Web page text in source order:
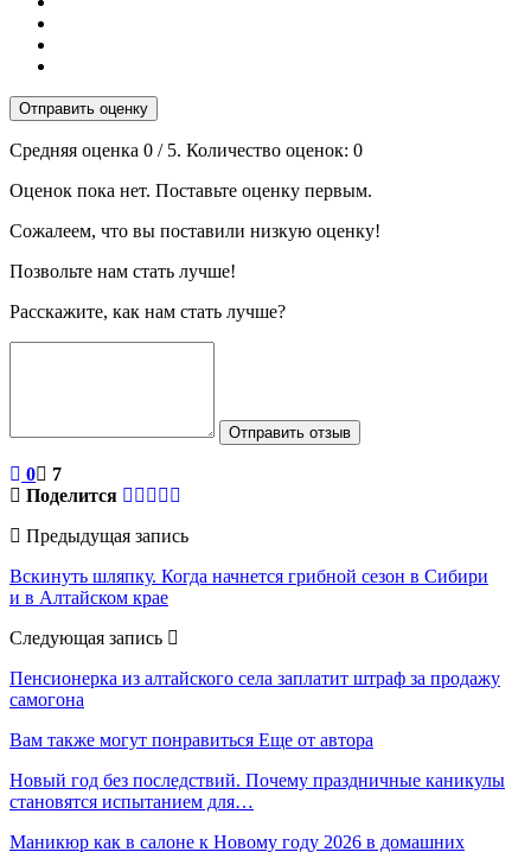
Отправить оценку
Средняя оценка 0 / 5. Количество оценок: 0
Оценок пока нет. Поставьте оценку первым.
Сожалеем, что вы поставили низкую оценку!
Позвольте нам стать лучше!
Расскажите, как нам стать лучше?
Отправить отзыв
0
7
Поделится
Предыдущая запись
Вскинуть шляпку. Когда начнется грибной сезон в Сибири
и в Алтайском крае
Следующая запись
Пенсионерка из алтайского села заплатит штраф за продажу
самогона
Вам также могут понравиться Еще от автора
Новый год без последствий. Почему праздничные каникулы
становятся испытанием для…
Маникюр как в салоне к Новому году 2026 в домашних